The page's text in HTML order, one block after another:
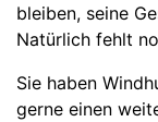
bleiben, seine
Natürlich fehlt
Sie haben
gerne einen